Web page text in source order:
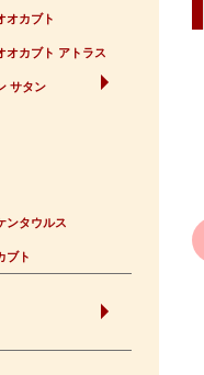
オカブト
オカブト アトラス
サタン
ンタウルス
ブト